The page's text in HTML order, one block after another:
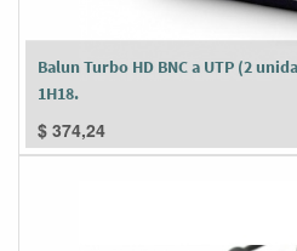
Balun Turbo HD BNC a UTP (2
1H18.
$ 374,24